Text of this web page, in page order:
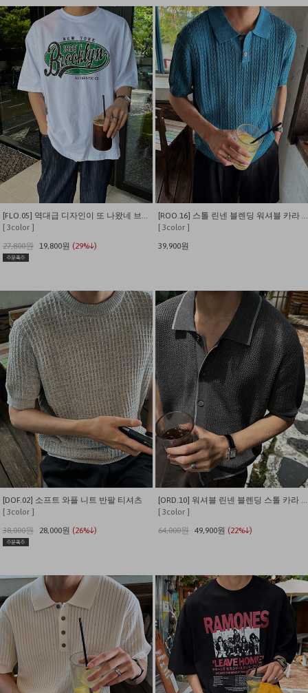
[FLO.05] 역대급 디자인이 또 나왔네 브루클린 크랙나염 반팔티
[ 3color ]
27,800원 19,800원 (29%↓)
[ROO.16] 스톨 린넨 블렌딩 워셔블 카라 니트
[ 3color ]
39,900원
[DOF.02] 소프트 와플 니트 반팔 티셔츠
[ 3color ]
38,000원
28,000원 (26%↓)
[ORD.10] 워셔블 린넨 블렌딩 스톨 카라 가디건
[ 3color ]
64,000원 49,900원 (22%↓)